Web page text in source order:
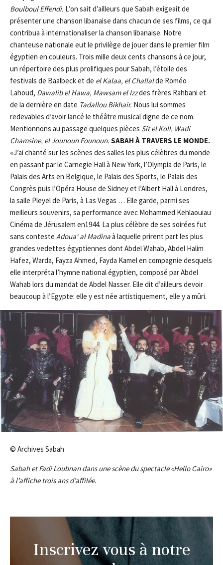
BoulboulEffendi. L’on sait d’ailleurs que Sabah exigeait de
présenter une chanson libanaise dans chacun de ses films, ce qui
contribua à internationaliser la chanson libanaise. Notre
chanteuse nationale eut le privilège de jouer dans le premier film
égyptien en couleurs. Trois mille deux cents chansons à ce jour,
un répertoire des plus prolifiques pour Sabah, l’étoile des
festivals de Baalbeck et de el Kalaa, el Challalde Roméo
Lahoud, Dawalib el Hawa, Mawsam el Izzdes frères Rahbani et
de la dernière en date Tadallou Bikhair. Nous lui sommes
redevables d’avoir lancé le théâtre musical digne de ce nom.
Mentionnons au passage quelques pièces Sitel Koll, Wadi
Chamsine, el Jounoun Founoun. SABAH À TRAVERS LE MONDE.
«J’ai chanté sur les scènes des salles les plus célèbres du monde
en passant par le Carnegie Hall à New York, l’Olympia de Paris, le
Palais des Arts en Belgique, le Palais des Sports, le Palais des
Congrès puis l’Opéra House de Sidney et l’Albert Hall à Londres,
la salle Pleyel de Paris, à Las Vegas … Elle garde, parmi ses
meilleurs souvenirs, sa performance avec Mohammed Kehlaouiau
Cinéma de Jérusalem en1944. La plus célèbre de ses soirées fut
sans conteste Adoua‘ al Madinaà laquelle prirent part les plus
grandes vedettes égyptiennes dont Abdel Wahab, Abdel Halim
Hafez, Warda, Fayza Ahmed, Fayda Kamel en compagnie desquels
elle interpréta l’hymne national égyptien, composé par Abdel
Wahab lors du mandat de Abdel Nasser. Elle dit d’ailleurs devoir
beaucoup à l’Egypte: elle y est née artistiquement, elle y a mûri.
© Archives Sabah
Sabah et Fadi Loubnan dans une scène du spectacle «Hello Cairo»
à l’affiche trois ans d’affilée.
Inscrivez vous à notre